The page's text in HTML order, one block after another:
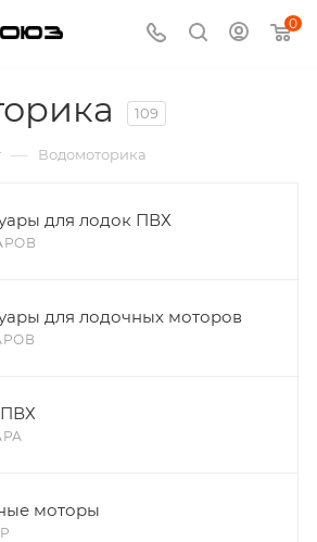
0
109
— Водомоторика
для лодок ПВХ
для лодочных моторов
моторы